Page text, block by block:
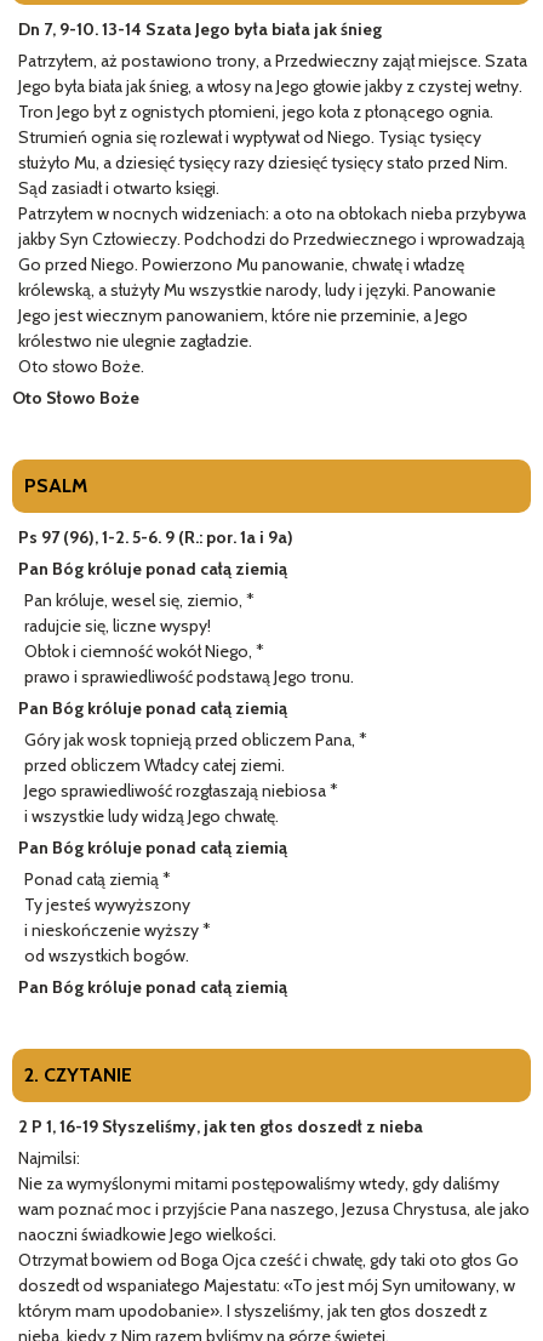
Dn 7, 9-10. 13-14 Szata Jego była biała jak śnieg
Patrzyłem, aż postawiono trony, a Przedwieczny zajął miejsce. Szata
Jego była biała jak śnieg, a włosy na Jego głowie jakby z czystej wełny.
Tron Jego był z ognistych płomieni, jego koła z płonącego ognia.
Strumień ognia się rozlewał i wypływał od Niego. Tysiąc tysięcy
służyło Mu, a dziesięć tysięcy razy dziesięć tysięcy stało przed Nim.
Sąd zasiadł i otwarto księgi.
Patrzyłem w nocnych widzeniach: a oto na obłokach nieba przybywa
jakby Syn Człowieczy. Podchodzi do Przedwiecznego i wprowadzają
Go przed Niego. Powierzono Mu panowanie, chwałę i władzę
królewską, a służyły Mu wszystkie narody, ludy i języki. Panowanie
Jego jest wiecznym panowaniem, które nie przeminie, a Jego
królestwo nie ulegnie zagładzie.
Oto słowo Boże.
Oto Słowo Boże
PSALM
Ps 97 (96), 1-2. 5-6. 9 (R.: por. 1a i 9a)
Pan Bóg króluje ponad całą ziemią
Pan króluje, wesel się, ziemio, *
radujcie się, liczne wyspy!
Obłok i ciemność wokół Niego, *
prawo i sprawiedliwość podstawą Jego tronu.
Pan Bóg króluje ponad całą ziemią
Góry jak wosk topnieją przed obliczem Pana, *
przed obliczem Władcy całej ziemi.
Jego sprawiedliwość rozgłaszają niebiosa *
i wszystkie ludy widzą Jego chwałę.
Pan Bóg króluje ponad całą ziemią
Ponad całą ziemią *
Ty jesteś wywyższony
i nieskończenie wyższy *
od wszystkich bogów.
Pan Bóg króluje ponad całą ziemią
2. CZYTANIE
2 P 1, 16-19 Słyszeliśmy, jak ten głos doszedł z nieba
Najmilsi:
Nie za wymyślonymi mitami postępowaliśmy wtedy, gdy daliśmy
wam poznać moc i przyjście Pana naszego, Jezusa Chrystusa, ale jako
naoczni świadkowie Jego wielkości.
Otrzymał bowiem od Boga Ojca cześć i chwałę, gdy taki oto głos Go
doszedł od wspaniałego Majestatu: «To jest mój Syn umiłowany, w
którym mam upodobanie». I słyszeliśmy, jak ten głos doszedł z
nieba, kiedy z Nim razem byliśmy na górze świętej.